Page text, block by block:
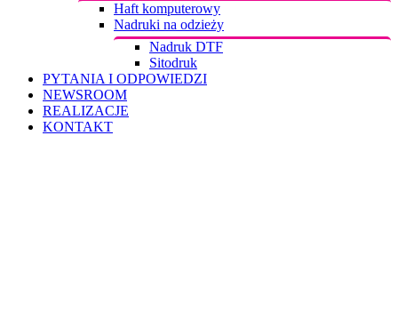
Haft komputerowy
Nadruki na odzieży
Nadruk DTF
Sitodruk
PYTANIA I ODPOWIEDZI
NEWSROOM
REALIZACJE
KONTAKT